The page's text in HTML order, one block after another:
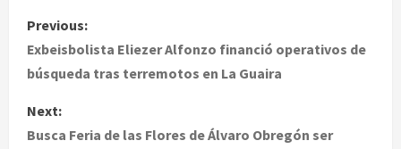
P
o
t
Previous:
Exbeisbolista Eliezer Alfonzo financió operativos de
búsqueda tras terremotos en La Guaira
Next:
Busca Feria de las Flores de Álvaro Obregón ser